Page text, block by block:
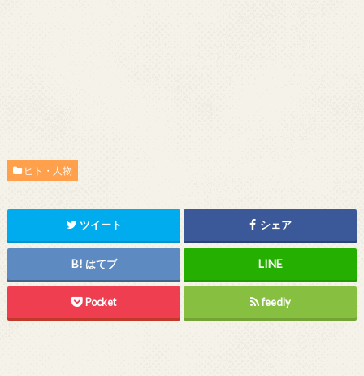
ヒト・人物
ツイート シェア
はてブ
Pocket feedly